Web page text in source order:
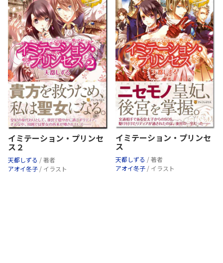
イミテーション・プリンセ
ス２
天都しずる / 著者
アオイ冬子 / イラスト
イミテーション・プリンセ
ス
天都しずる / 著者
アオイ冬子 / イラスト